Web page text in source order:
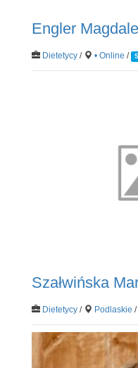
Engler
Dietetycy/ • Online /
Szałwińska
Dietetycy/ Podlaskie /